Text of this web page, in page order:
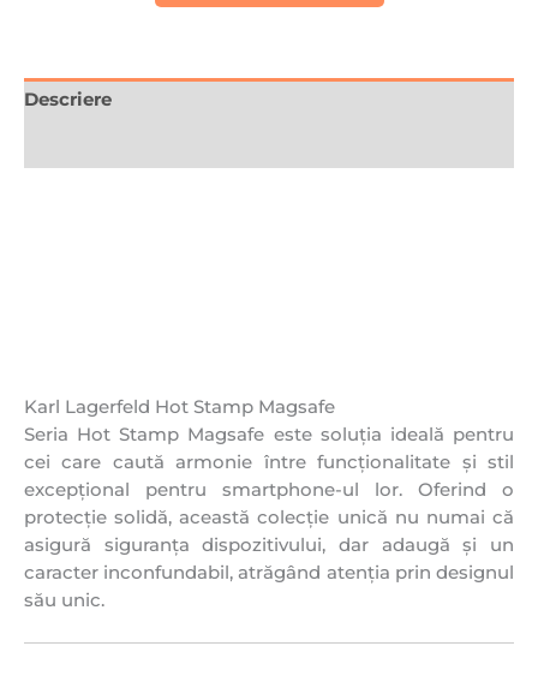
Descriere
Karl Lagerfeld Hot Stamp Magsafe
Seria Hot Stamp Magsafe este soluția ideală pentru
cei care caută armonie între funcționalitate și stil
excepțional pentru smartphone-ul lor. Oferind o
protecție solidă, această colecție unică nu numai că
asigură siguranța dispozitivului, dar adaugă și un
caracter inconfundabil, atrăgând atenția prin designul
său unic.